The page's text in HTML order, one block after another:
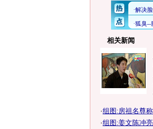
相关新闻
·组图:房祖名尊
·组图:姜文陈冲